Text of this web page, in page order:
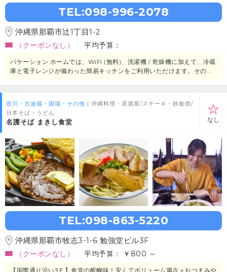
TEL:098-996-2078
沖縄県那覇市辻1丁目1-2
（クーポンなし）
平均予算：
バケーション ホームでは、WiFi (無料)、洗濯機 / 乾燥機に加えて、冷蔵
庫と電子レンジが備わった簡易キッチンをご利用いただけます。そのほ
壺川・古波蔵・国場・その他 | 沖縄料理・居酒屋/ステーキ・鉄板焼/
日本そば・うどん
名護そば まきし食堂 なし
TEL:098-863-5220
沖縄県那覇市牧志3-1-6 勉強堂ビル3F
（クーポンなし）
平均予算： ￥800 ～
【国際通り沿い3Ｆ】食堂の醍醐味！安くてボリューム満点＋おつまみや